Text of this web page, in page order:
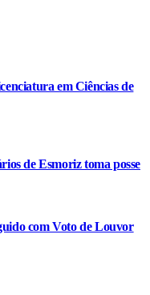
em Ciências de
de Esmoriz toma posse
com Voto de Louvor